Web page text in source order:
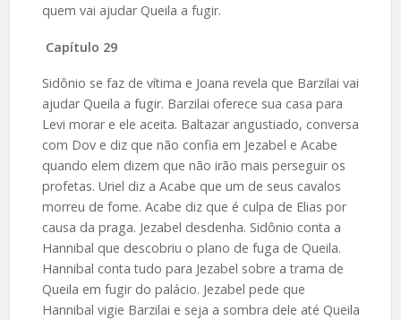
quem vai ajudar Queila a fugir.
Capítulo 29
Sidônio se faz de vítima e Joana revela que Barzilai vai
ajudar Queila a fugir. Barzilai oferece sua casa para
Levi morar e ele aceita. Baltazar angustiado, conversa
com Dov e diz que não confia em Jezabel e Acabe
quando elem dizem que não irão mais perseguir os
profetas. Uriel diz a Acabe que um de seus cavalos
morreu de fome. Acabe diz que é culpa de Elias por
causa da praga. Jezabel desdenha. Sidônio conta a
Hannibal que descobriu o plano de fuga de Queila.
Hannibal conta tudo para Jezabel sobre a trama de
Queila em fugir do palácio. Jezabel pede que
Hannibal vigie Barzilai e seja a sombra dele até Queila